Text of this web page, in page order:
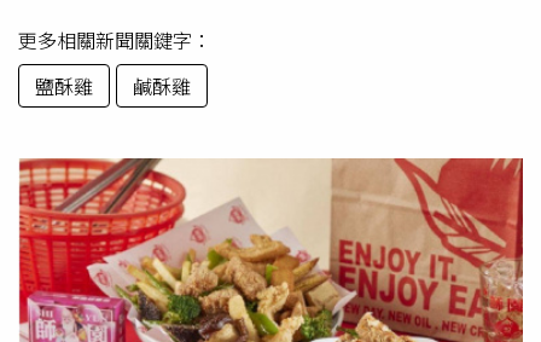
更多相關新聞關鍵字：
鹽酥雞
鹹酥雞